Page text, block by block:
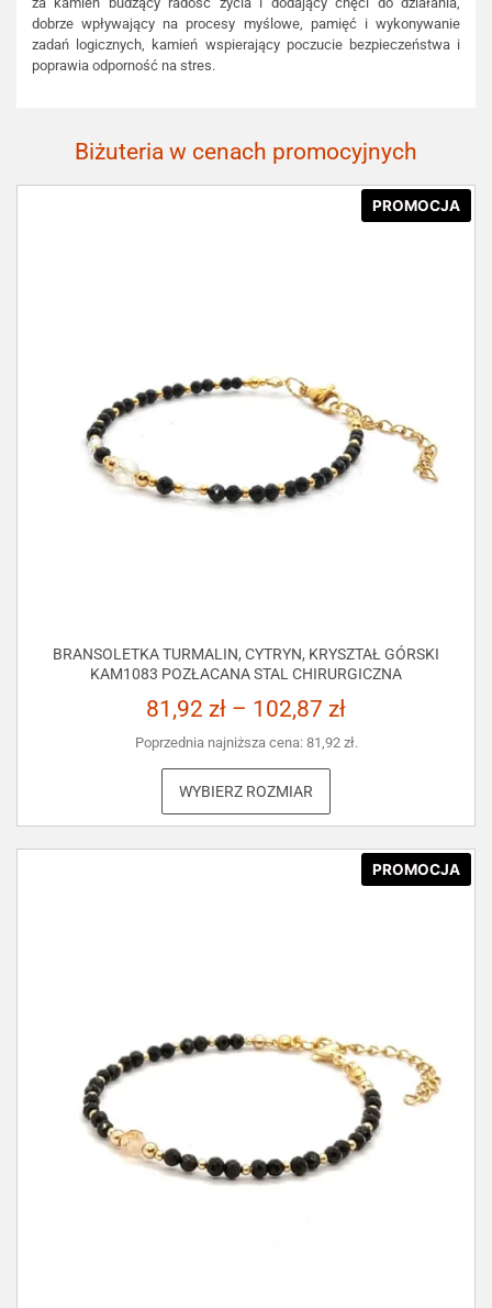
dobrze wpływający na procesy myślowe, pamięć i wykonywanie
zadań logicznych, kamień wspierający poczucie bezpieczeństwa i
poprawia odporność na stres.
Biżuteria w cenach promocyjnych
PROMOCJA
BRANSOLETKA TURMALIN, CYTRYN, KRYSZTAŁ GÓRSKI
KAM1083 POZŁACANA STAL CHIRURGICZNA
81,92 zł – 102,87 zł
Poprzednia najniższa cena: 81,92 zł.
WYBIERZ ROZMIAR
PROMOCJA